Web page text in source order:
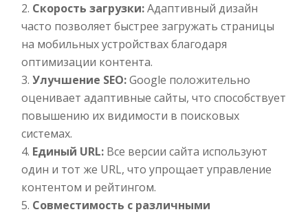
Скорость загрузки:Адаптивный дизайн
часто позволяет быстрее загружать страницы
на мобильных устройствах благодаря
оптимизации контента.
Улучшение SEO:Google положительно
оценивает адаптивные сайты, что способствует
повышению их видимости в поисковых
системах.
Единый URL: Все версии сайта используют
один и тот же URL, что упрощает управление
контентом и рейтингом.
Совместимость с различными